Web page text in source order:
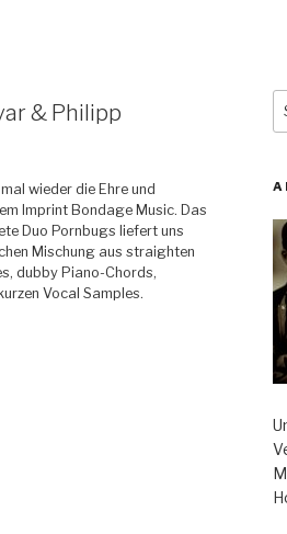
& Philipp
wieder die Ehre und
Imprint Bondage Music. Das
Duo Pornbugs liefert uns
Mischung aus straighten
dubby Piano-Chords,
Vocal Samples.